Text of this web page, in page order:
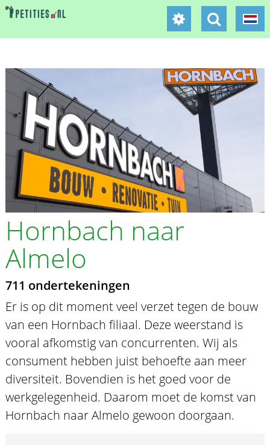
Hornbach naar
Almelo
711 ondertekeningen
Er is op dit moment veel verzet tegen de bouw
van een Hornbach filiaal. Deze weerstand is
vooral afkomstig van concurrenten. Wij als
consument hebben juist behoefte aan meer
diversiteit. Bovendien is het goed voor de
werkgelegenheid. Daarom moet de komst van
Hornbach naar Almelo gewoon doorgaan.